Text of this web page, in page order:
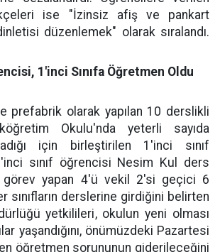
ise "İzinsiz afiş ve pankart
düzenlemek" olarak sıralandı.
1'inci Sınıfa Öğretmen Oldu
prefabrik olarak yapılan 10 derslikli
Okulu'nda yeterli sayıda
için birleştirilen 1'inci sınıf
sınıf öğrencisi Nesim Kul ders
görev yapan 4'ü vekil 2'si geçici 6
sınıfların derslerine girdiğini belirten
yetkilileri, okulun yeni olması
yaşandığını, önümüzdeki Pazartesi
öğretmen sorununun giderileceğini